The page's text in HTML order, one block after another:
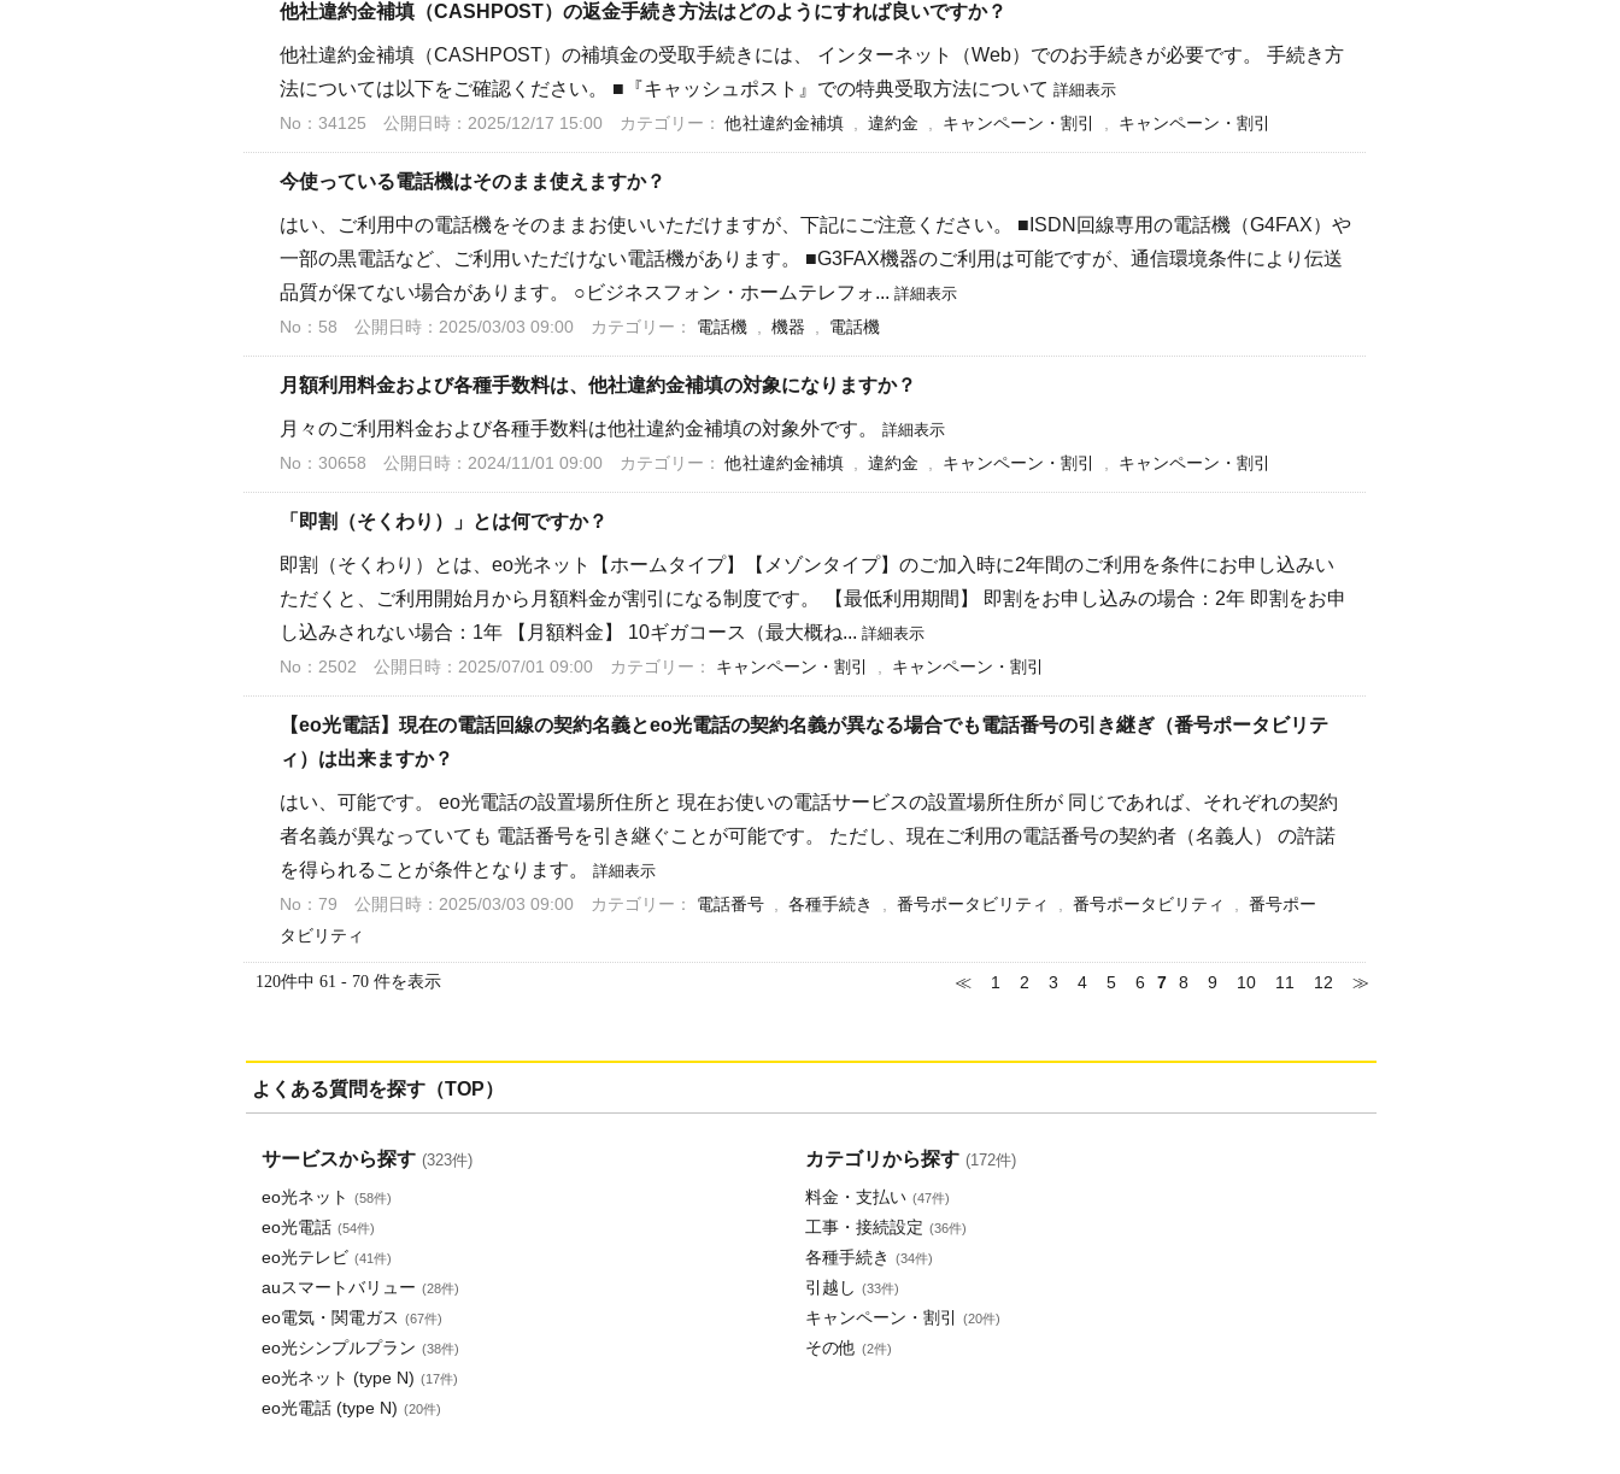
他社違約金補填（CASHPOST）の返金手続き方法はどのようにすれば良いですか？
他社違約金補填（CASHPOST）の補填金の受取手続きには、 インターネット（Web）でのお手続きが必要です。 手続き方
法については以下をご確認ください。 ■『キャッシュポスト』での特典受取方法について 詳細表示
No：34125 公開日時：2025/12/17 15:00 カテゴリー：他社違約金補填 違約金 キャンペーン・割引 キャンペーン・割引
今使っている電話機はそのまま使えますか？
はい、ご利用中の電話機をそのままお使いいただけますが、下記にご注意ください。 ■ISDN回線専用の電話機（G4FAX）や
一部の黒電話など、ご利用いただけない電話機があります。 ■G3FAX機器のご利用は可能ですが、通信環境条件により伝送
品質が保てない場合があります。 ○ビジネスフォン・ホームテレフォ... 詳細表示
No：58 公開日時：2025/03/03 09:00 カテゴリー： 電話機 機器 電話機
月額利用料金および各種手数料は、他社違約金補填の対象になりますか？
月々のご利用料金および各種手数料は他社違約金補填の対象外です。 詳細表示
No：30658 公開日時：2024/11/01 09:00 カテゴリー：他社違約金補填 違約金 キャンペーン・割引 キャンペーン・割引
「即割（そくわり）」とは何ですか？
即割（そくわり）とは、eo光ネット【ホームタイプ】【メゾンタイプ】のご加入時に2年間のご利用を条件にお申し込みい
ただくと、ご利用開始月から月額料金が割引になる制度です。 【最低利用期間】 即割をお申し込みの場合：2年 即割をお申
し込みされない場合：1年 【月額料金】 10ギガコース（最大概ね... 詳細表示
No：2502 公開日時：2025/07/01 09:00 カテゴリー： キャンペーン・割引 キャンペーン・割引
【eo光電話】現在の電話回線の契約名義とeo光電話の契約名義が異なる場合でも電話番号の引き継ぎ（番号ポータビリテ
ィ）は出来ますか？
はい、可能です。 eo光電話の設置場所住所と 現在お使いの電話サービスの設置場所住所が 同じであれば、それぞれの契約
者名義が異なっていても 電話番号を引き継ぐことが可能です。 ただし、現在ご利用の電話番号の契約者（名義人） の許諾
を得られることが条件となります。 詳細表示
No：79 公開日時：2025/03/03 09:00 カテゴリー： 電話番号 各種手続き 番号ポータビリティ 番号ポータビリティ
番号ポー
タビリティ
120件中 61 - 70 件を表示 ≪ 1 2 3 4 5 6 7 8 9 10 11 12 ≫
よくある質問を探す（TOP）
サービスから探す (323件)
eo光ネット (58件)
eo光電話 (54件)
eo光テレビ (41件)
auスマートバリュー (28件)
eo電気・関電ガス (67件)
eo光シンプルプラン (38件)
eo光ネット (type N) (17件)
eo光電話 (type N) (20件)
カテゴリから探す (172件)
料金・支払い (47件)
工事・接続設定 (36件)
各種手続き (34件)
引越し (33件)
キャンペーン・割引 (20件)
その他 (2件)